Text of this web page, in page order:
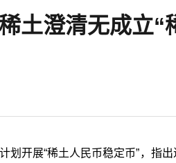
土澄清无成立
划开展“稀土人民币稳定币”，指